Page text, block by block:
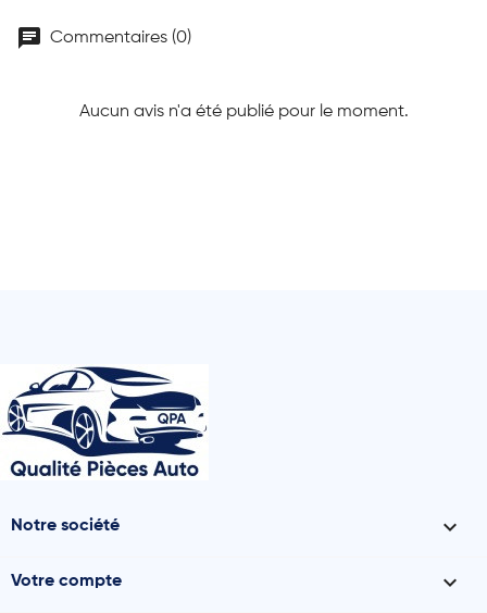
chat Commentaires (0)
Aucun avis n'a été publié pour le moment.
Notre société 
Votre compte 